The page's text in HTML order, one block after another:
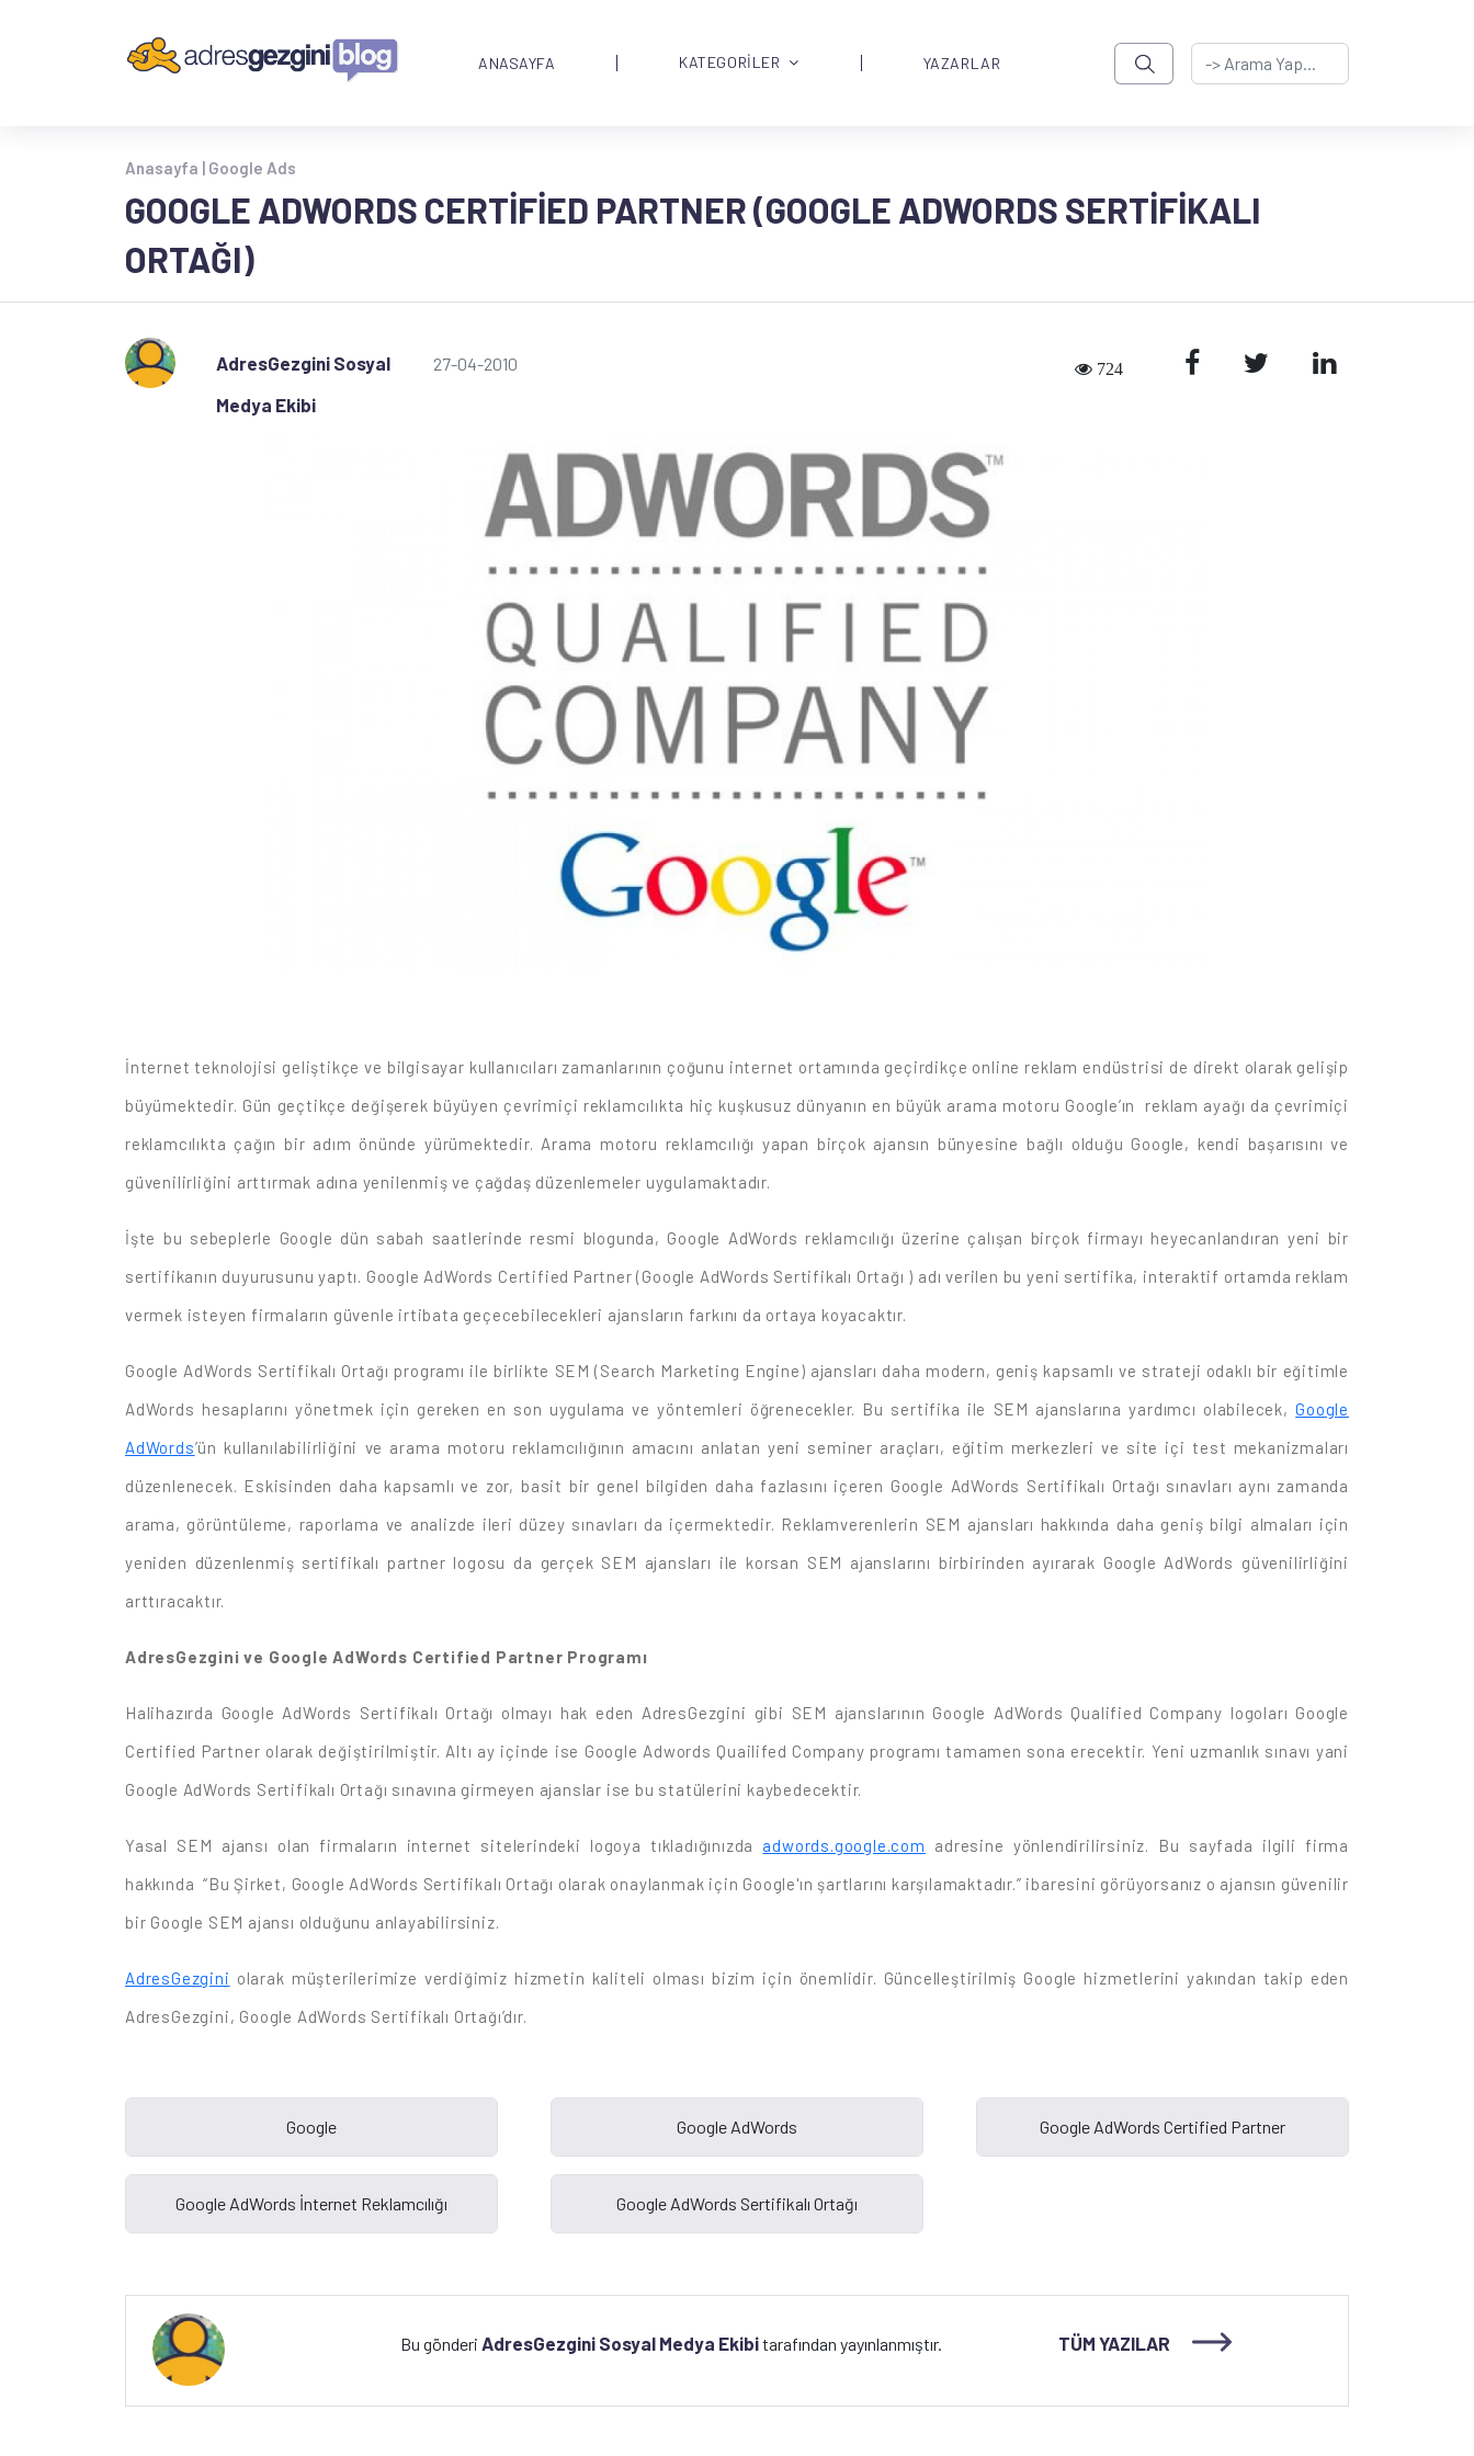
ANASAYFA KATEGORİLER YAZARLAR
Anasayfa | Google Ads
GOOGLE ADWORDS CERTIFIED PARTNER (GOOGLE ADWORDS SERTIFIKALI
ORTAĞI)
AdresGezgini Sosyal
Medya Ekibi
27-04-2010 724
İnternet teknolojisi geliştikçe ve bilgisayar kullanıcıları zamanlarının çoğunu internet ortamında geçirdikçe online reklam endüstrisi de direkt olarak gelişip
büyümektedir. Gün geçtikçe değişerek büyüyen çevrimiçi reklamcılıkta hiç kuşkusuz dünyanın en büyük arama motoru Google’ın reklam ayağı da çevrimiçi
reklamcılıkta çağın bir adım önünde yürümektedir. Arama motoru reklamcılığı yapan birçok ajansın bünyesine bağlı olduğu Google, kendi başarısını ve
güvenilirliğini arttırmak adına yenilenmiş ve çağdaş düzenlemeler uygulamaktadır.
İşte bu sebeplerle Google dün sabah saatlerinde resmi blogunda, Google AdWords reklamcılığı üzerine çalışan birçok firmayı heyecanlandıran yeni bir
sertifikanın duyurusunu yaptı. Google AdWords Certified Partner (Google AdWords Sertifikalı Ortağı ) adı verilen bu yeni sertifika, interaktif ortamda reklam
vermek isteyen firmaların güvenle irtibata geçecebilecekleri ajansların farkını da ortaya koyacaktır.
Google AdWords Sertifikalı Ortağı programı ile birlikte SEM (Search Marketing Engine) ajansları daha modern, geniş kapsamlı ve strateji odaklı bir eğitimle
AdWords hesaplarını yönetmek için gereken en son uygulama ve yöntemleri öğrenecekler. Bu sertifika ile SEM ajanslarına yardımcı olabilecek,Google
AdWords’ün kullanılabilirliğini ve arama motoru reklamcılığının amacını anlatan yeni seminer araçları, eğitim merkezleri ve site içi test mekanizmaları
düzenlenecek. Eskisinden daha kapsamlı ve zor, basit bir genel bilgiden daha fazlasını içeren Google AdWords Sertifikalı Ortağı sınavları aynı zamanda
arama, görüntüleme, raporlama ve analizde ileri düzey sınavları da içermektedir. Reklamverenlerin SEM ajansları hakkında daha geniş bilgi almaları için
yeniden düzenlenmiş sertifikalı partner logosu da gerçek SEM ajansları ile korsan SEM ajanslarını birbirinden ayırarak Google AdWords güvenilirliğini
arttıracaktır.
AdresGezgini ve Google AdWords Certified Partner Programı
Halihazırda Google AdWords Sertifikalı Ortağı olmayı hak eden AdresGezgini gibi SEM ajanslarının Google AdWords Qualified Company logoları Google
Certified Partner olarak değiştirilmiştir. Altı ay içinde ise Google Adwords Quailifed Company programı tamamen sona erecektir. Yeni uzmanlık sınavı yani
Google AdWords Sertifikalı Ortağı sınavına girmeyen ajanslar ise bu statülerini kaybedecektir.
Yasal SEM ajansı olan firmaların internet sitelerindeki logoya tıkladığınızda adwords.google.com
adresine yönlendirilirsiniz. Bu sayfada ilgili firma
hakkında “Bu Şirket, Google AdWords Sertifikalı Ortağı olarak onaylanmak için Google'ın şartlarını karşılamaktadır.” ibaresini görüyorsanız o ajansın güvenilir
bir Google SEM ajansı olduğunu anlayabilirsiniz.
AdresGezgini olarak müşterilerimize verdiğimiz hizmetin kaliteli olması bizim için önemlidir. Güncelleştirilmiş Google hizmetlerini yakından takip eden
AdresGezgini, Google AdWords Sertifikalı Ortağı’dır.
Bu gönderi AdresGezgini Sosyal Medya Ekibitarafından yayınlanmıştır. TÜM YAZILAR